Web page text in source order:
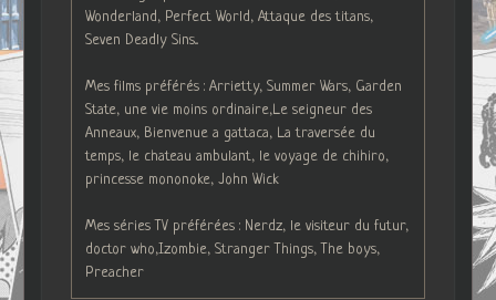
Wonderland, Perfect World, Attaque des titans,
Seven Deadly Sins...
Mes films préférés : Arrietty, Summer Wars, Garden
State, une vie moins ordinaire,Le seigneur des
Anneaux, Bienvenue a gattaca, La traversée du
temps, le chateau ambulant, le voyage de chihiro,
princesse mononoke, John Wick
Mes séries TV préférées : Nerdz, le visiteur du futur,
doctor who,Izombie, Stranger Things, The boys,
Preacher